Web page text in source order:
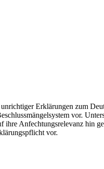
Erklärungen zum
vor.
ihre Anfechtungsrelevanz hin
vor.